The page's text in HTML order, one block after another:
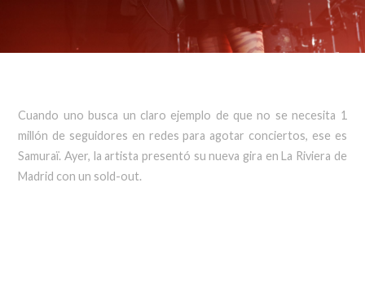
Cuando uno busca un claro ejemplo de que no se necesita 1
millón de seguidores en redes para agotar conciertos, ese es
Samuraï. Ayer, la artista presentó su nueva gira en La Riviera de
Madrid con un sold-out.